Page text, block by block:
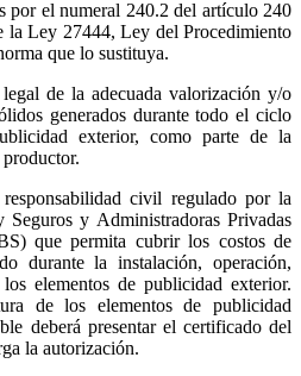
por el numeral 240.2 del artículo 240
la Ley 27444, Ley del Procedimiento
que lo sustituya.
de la adecuada valorización y/o
generados durante todo el ciclo
exterior, como parte de la
civil regulado por la
Seguros y Administradoras Privadas
que permita cubrir los costos de
durante la instalación, operación,
elementos de publicidad exterior.
de los elementos de publicidad
deberá presentar el certificado del
la autorización.